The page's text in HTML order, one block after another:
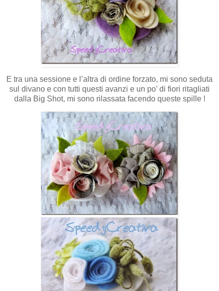
E tra una sessione e l’altra di ordine forzato, mi sono seduta
sul divano e con tutti questi avanzi e un po’ di fiori ritagliati
dalla Big Shot, mi sono rilassata facendo queste spille !